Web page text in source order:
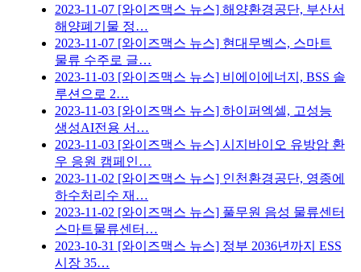
2023-11-07 [와이즈맥스 뉴스] 해양환경공단, 부산서
해양폐기물 정…
2023-11-07 [와이즈맥스 뉴스] 현대무벡스, 스마트
물류 수주로 글…
2023-11-03 [와이즈맥스 뉴스] 비에이에너지, BSS 솔
루션으로 2…
2023-11-03 [와이즈맥스 뉴스] 하이퍼엑셀, 고성능
생성AI전용 서…
2023-11-03 [와이즈맥스 뉴스] 시지바이오 유방암 환
우 응원 캠페인…
2023-11-02 [와이즈맥스 뉴스] 인천환경공단, 영종에
하수처리수 재…
2023-11-02 [와이즈맥스 뉴스] 풀무원 음성 물류센터
스마트물류센터…
2023-10-31 [와이즈맥스 뉴스] 정부 2036년까지 ESS
시장 35…